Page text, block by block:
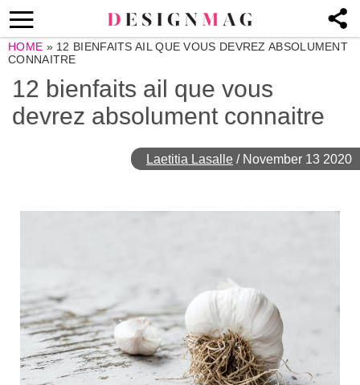
HOME » 12 BIENFAITS AIL QUE VOUS DEVREZ ABSOLUMENT
CONNAITRE
12 bienfaits ail que vous
devrez absolument connaitre
Laetitia Lasalle / November 13 2020